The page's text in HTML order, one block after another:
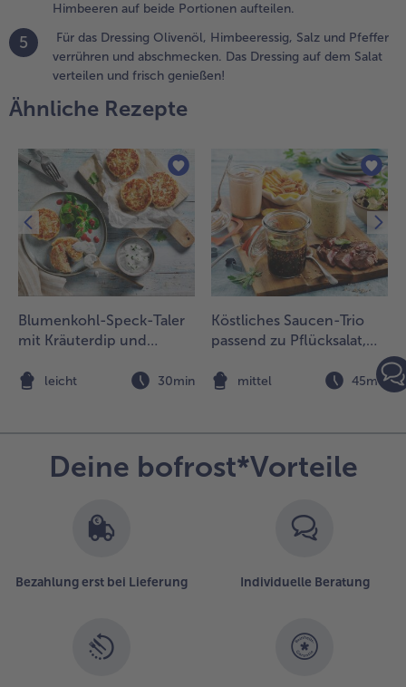
das
und
Dressing
dem Salat
und
Himbeeren auf beide Portionen aufteilen.
5
Für das Dressing Olivenöl, Himbeeressig, Salz und Pfeffer
verrühren und abschmecken. Das Dressing auf dem Salat
verteilen und frisch genießen!
Ähnliche Rezepte
Blumenkohl-Speck-Taler
mit Kräuterdip und
leicht 30min
Köstliches Saucen-Trio
passend zu Pflücksalat,
Knusperkartoffeln
mittel 45min
Deine bofrost*Vorteile
Bezahlung erst bei Lieferung Individuelle Beratung